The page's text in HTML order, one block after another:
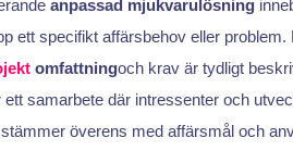
anpassad mjukvarulösning
ett specifikt affärsbehov eller
omfattningoch krav är tydligt
samarbete där intressenter och
överens med affärsmål och